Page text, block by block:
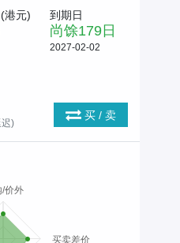
港元) 到期日
尚馀179日
2027-02-02
)
买 / 卖
/价外
买卖差价